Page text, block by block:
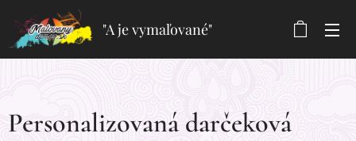
"A je vymaľované"
Personalizovaná darčeková